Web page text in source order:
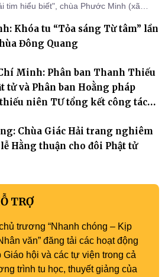
tim hiểu biết", chùa Phước Minh (xã
Khóa tu “Tỏa sáng Từ tâm” lần
Đông Quang
Minh: Phân ban Thanh Thiếu
tử và Phân ban Hoằng pháp
niên TƯ tổng kết công tác
Chùa Giác Hải trang nghiêm
Hằng thuận cho đôi Phật tử
TRỢ
trương “Nhanh chóng – Kịp
văn” đăng tải các hoạt động
Giáo hội và các tự viện trong cả
trình tu học, thuyết giảng của